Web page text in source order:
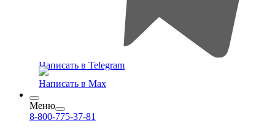
Написать в Telegram
Написать в Max
Меню
8-800-775-37-81